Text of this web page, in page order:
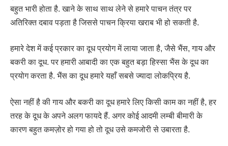
बहुत भारी होता है. खाने के साथ साथ लेने से हमारे पाचन तंत्र पर
अतिरिक्त दबाव पड़ता है जिससे पाचन क्रिया खराब भी हो सकती है.
हमारे देश में कई प्रकार का दूध प्रयोग में लाया जाता है, जैसे भैंस, गाय और
बकरी का दूध. पर हमारी आबादी का एक बहुत बड़ा हिस्सा भैंस के दूध का
प्रयोग करता है. भैंस का दूध हमारे यहाँ सबसे ज्यादा लोकप्रिय है.
ऐसा नहीं है की गाय और बकरी का दूध हमारे लिए किसी काम का नहीं है, हर
तरह के दूध के अपने अलग फायदे हैं. अगर कोई आदमी लम्बी बीमारी के
कारण बहुत कमज़ोर हो गया हो तो दूध उसे कमजोरी से उबारता है.